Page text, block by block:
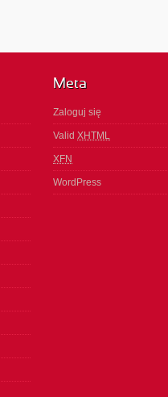
Meta
Zaloguj się
Valid XHTML
XFN
WordPress